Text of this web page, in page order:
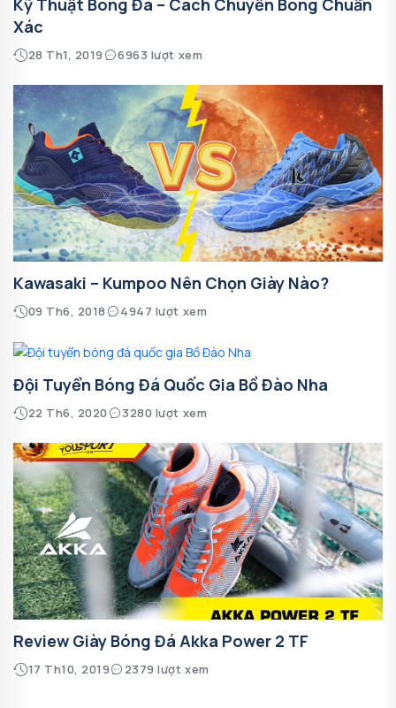
Xác
28 Th1, 2019 6963 lượt xem
Kawasaki – Kumpoo Nên Chọn Giày Nào?
09 Th6, 2018 4947 lượt xem
Đội Tuyển Bóng Đá Quốc Gia Bồ Đào Nha
22 Th6, 2020 3280 lượt xem
Review Giày Bóng Đá Akka Power 2 TF
17 Th10, 2019 2379 lượt xem